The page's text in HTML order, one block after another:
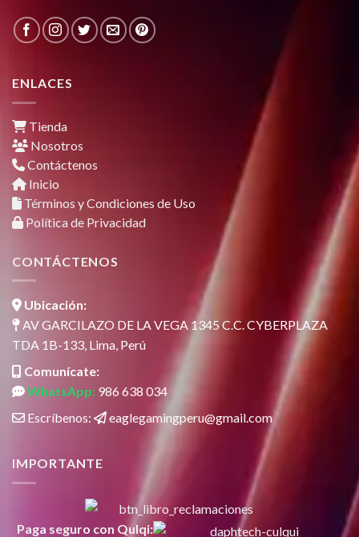
ENLACES
Tienda
Nosotros
Contáctenos
Inicio
Términos y Condiciones de Uso
Política de Privacidad
CONTÁCTENOS
Ubicación:
AV GARCILAZO DE LA VEGA 1345 C.C. CYBERPLAZA
TDA 1B-133, Lima, Perú
Comunícate:
WhatsApp: 986 638 034
Escríbenos:
eaglegamingperu@gmail.com
IMPORTANTE
Paga seguro con Qulqi: